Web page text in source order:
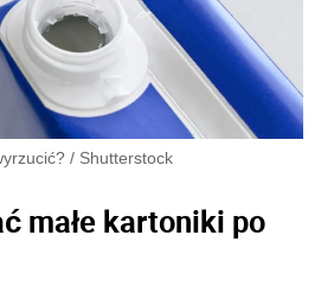
/ Shutterstock
małe kartoniki po